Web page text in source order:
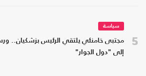
5
سياسة
مجتبى خامنئي يلتقي الرئيس بزشكيان..
إلى "دول الجوار"